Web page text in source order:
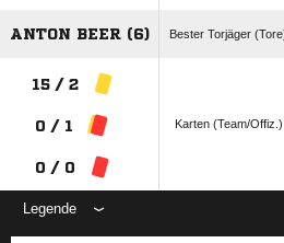
ANTON BEER (6) Bester Torjäger
15 / 2
0 / 1
0 / 0
Karten (Team/Offiz.)
Legende
ANZEIGE